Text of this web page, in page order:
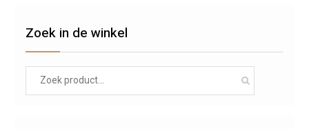
Zoek in de winkel
Search